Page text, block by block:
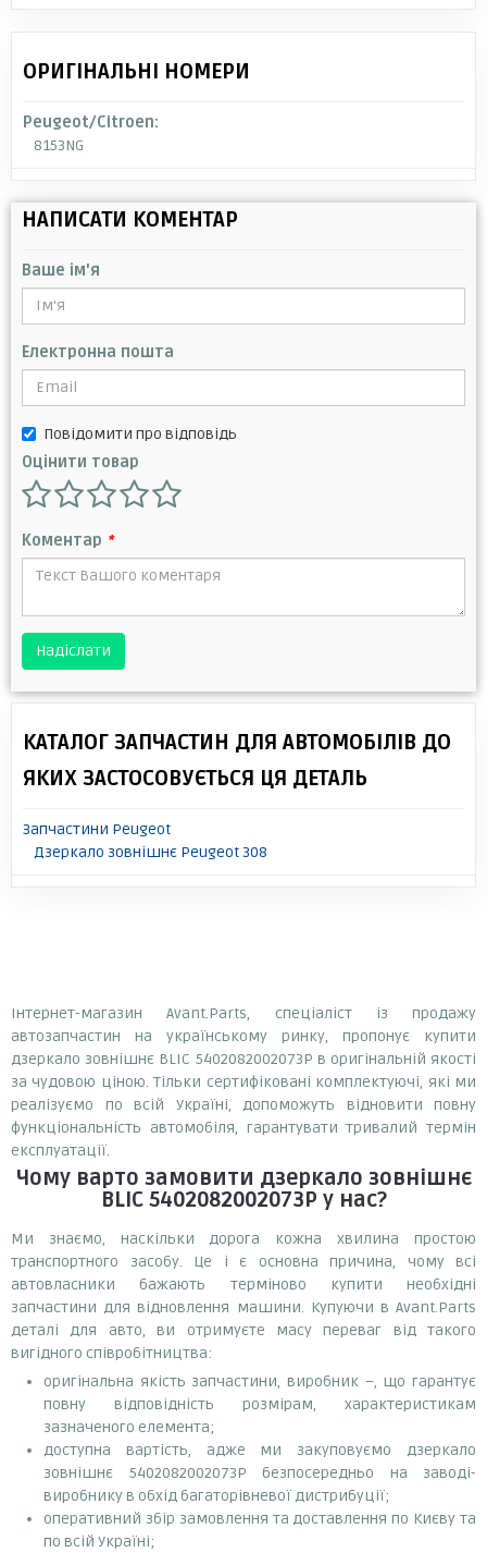
ОРИГІНАЛЬНІ НОМЕРИ
Peugeot/Citroen:
8153NG
НАПИСАТИ КОМЕНТАР
Ваше ім'я
Електронна пошта
Повідомити про відповідь
Оцінити товар
Коментар *
Надіслати
КАТАЛОГ ЗАПЧАСТИН ДЛЯ АВТОМОБІЛІВ ДО
ЯКИХ ЗАСТОСОВУЄТЬСЯ ЦЯ ДЕТАЛЬ
Запчастини Peugeot
Дзеркало зовнішнє Peugeot 308
Інтернет-магазин Avant.Parts, спеціаліст із продажу
автозапчастин на українському ринку, пропонує купити
дзеркало зовнішнє BLIC 5402082002073P в оригінальній якості
за чудовою ціною. Тільки сертифіковані комплектуючі, які ми
реалізуємо по всій Україні, допоможуть відновити повну
функціональність автомобіля, гарантувати тривалий термін
експлуатації.
Чому варто замовити дзеркало зовнішнє
BLIC 5402082002073P у нас?
Ми знаємо, наскільки дорога кожна хвилина простою
транспортного засобу. Це і є основна причина, чому всі
автовласники бажають терміново купити необхідні
запчастини для відновлення машини. Купуючи в Avant.Parts
деталі для авто, ви отримуєте масу переваг від такого
вигідного співробітництва:
оригінальна якість запчастини, виробник –, що гарантує
повну відповідність розмірам, характеристикам
зазначеного елемента;
доступна вартість, адже ми закуповуємо дзеркало
зовнішнє 5402082002073P безпосередньо на заводі-
виробнику в обхід багаторівневої дистрибуції;
оперативний збір замовлення та доставлення по Києву та
по всій Україні;